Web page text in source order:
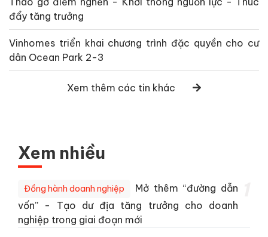
đẩy tăng trưởng
Vinhomes triển khai chương trình đặc quyền cho cư
dân Ocean Park 2-3
Xem thêm các tin khác
Xem nhiều
Đồng hành doanh nghiệp
Mở thêm “đường dẫn
vốn” - Tạo dư địa tăng trưởng cho doanh
nghiệp trong giai đoạn mới